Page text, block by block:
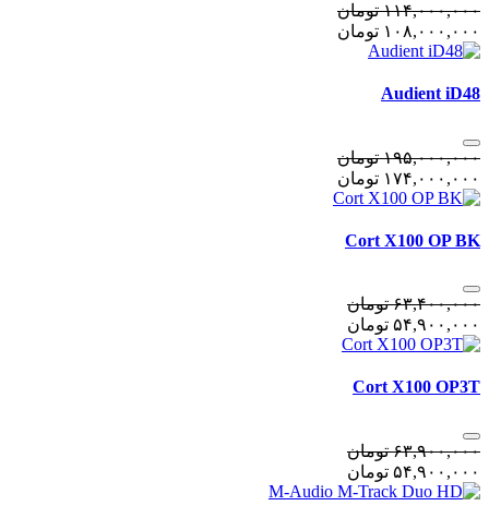
١١۴,٠٠٠,٠٠٠
تومان
١٠٨,٠٠٠,٠٠٠ تومان
Audient iD48
١٩۵,٠٠٠,٠٠٠
تومان
١٧۴,٠٠٠,٠٠٠
تومان
Cort X100 OP BK
۶٣,۴٠٠,٠٠٠
تومان
۵۴,٩٠٠,٠٠٠
تومان
Cort X100 OP3T
۶٣,٩٠٠,٠٠٠ تومان
۵۴,٩٠٠,٠٠٠
تومان